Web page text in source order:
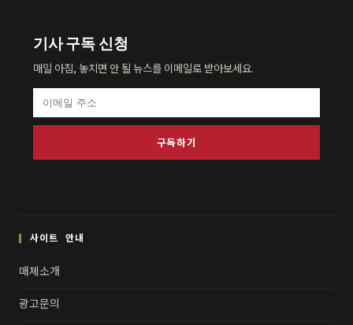
기사 구독 신청
매일 아침, 놓치면 안 될 뉴스를 이메일로 받아보세요.
구독하기
사이트 안내
매체소개
광고문의